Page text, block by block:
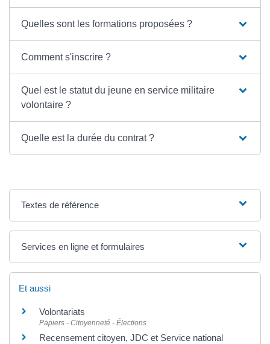
Quelles sont les formations proposées ?
Comment s'inscrire ?
Quel est le statut du jeune en service militaire
volontaire ?
Quelle est la durée du contrat ?
Textes de référence
Services en ligne et formulaires
Et aussi
Volontariats
Papiers - Citoyenneté - Élections
Recensement citoyen, JDC et Service national